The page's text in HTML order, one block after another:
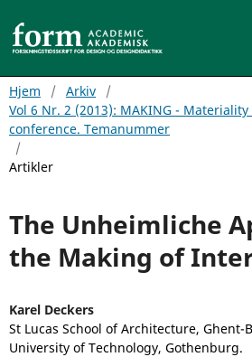
Hjem / Arkiv
/
Vol 6 Nr. 2 (2013): MAKING -
conference. Temanummer
/
Artikler
The Unheimliche
the Making of
Karel Deckers
St Lucas School of Architecture, Ghent-
University of Technology, Gothenburg.